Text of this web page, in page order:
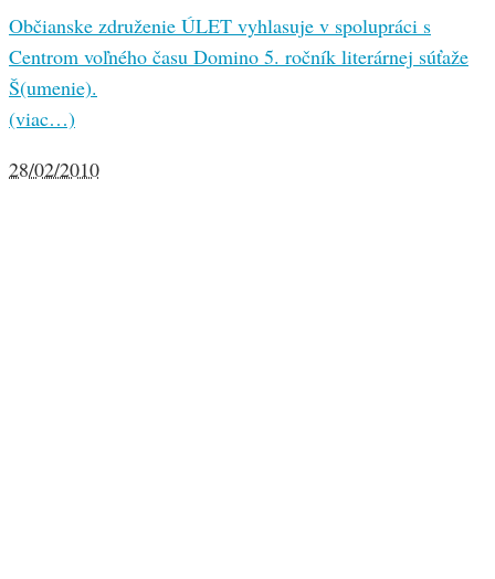
Občianske združenie ÚLET vyhlasuje v spolupráci s
Centrom voľného času Domino 5. ročník literárnej súťaže
Š(umenie).
(viac…)
28/02/2010